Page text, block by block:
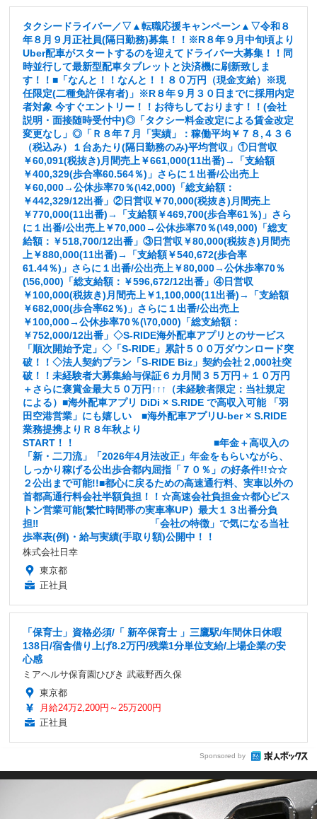
タクシードライバー／▽▲転職応援キャンペーン▲▽令和８
年８月９月正社員(隔日勤務)募集！！※R８年９月中旬頃より
Uber配車がスタートするのを迎えてドライバー大募集！！同
時並行して最新型配車タブレットと決済機に刷新致しま
す！！■「なんと！！なんと！！８０万円（現金支給）※現
任限定(二種免許保有者)」※R８年９月３０日までに採用内定
者対象 今すぐエントリー！！お待ちしております！！(会社
説明・面接随時受付中)◎「タクシー料金改定による賃金改定
変更なし」◎「Ｒ８年７月「実績」：稼働平均￥７８,４３６
（税込み）１台あたり(隔日勤務のみ)平均営収」①日営収
￥60,091(税抜き)月間売上￥661,000(11出番)→「支給額
￥400,329(歩合率60.564％)」さらに１出番/公出売上
￥60,000→公休歩率70％(\42,000)「総支給額：
￥442,329/12出番」②日営収￥70,000(税抜き)月間売上
￥770,000(11出番)→「支給額￥469,700(歩合率61％)」さら
に１出番/公出売上￥70,000→公休歩率70％(\49,000)「総支
給額：￥518,700/12出番」③日営収￥80,000(税抜き)月間売
上￥880,000(11出番)→「支給額￥540,672(歩合率
61.44％)」さらに１出番/公出売上￥80,000→公休歩率70％
(\56,000)「総支給額：￥596,672/12出番」④日営収
￥100,000(税抜き)月間売上￥1,100,000(11出番)→「支給額
￥682,000(歩合率62％)」さらに１出番/公出売上
￥100,000→公休歩率70％(\70,000)「総支給額：
￥752,000/12出番」◇S-RIDE海外配車アプリとのサービス
「順次開始予定」◇「S-RIDE」累計５００万ダウンロード突
破！！◇法人契約プラン「S-RIDE Biz」契約会社２,000社突
破！！未経験者大募集給与保証６カ月間３５万円＋１０万円
＋さらに褒賞金最大５０万円↑↑↑（未経験者限定：当社規定
による）■海外配車アプリ DiDi × S.RIDE で高収入可能 「羽
田空港営業」にも嬉しい ■海外配車アプリU-ber × S.RIDE
業務提携よりＲ８年秋より
START！！ ■年金＋高収入の
「新・二刀流」「2026年4月法改正」年金をもらいながら、
しっかり稼げる公出歩合都内屈指「７０％」の好条件!!☆☆
２公出まで可能!!■都心に戻るための高速通行料、実車以外の
首都高通行料会社半額負担！！☆高速会社負担金☆都心ピス
トン営業可能(繁忙時間帯の実車率UP）最大１３出番分負
担‼ 「会社の特徴」で気になる当社
歩率表(例)・給与実績(手取り額)公開中！！
株式会社日幸
東京都
正社員
「保育士」資格必須/「 新卒保育士 」三鷹駅/年間休日休暇
138日/宿舎借り上げ8.2万円/残業1分単位支給/上場企業の安
心感
ミアヘルサ保育園ひびき 武蔵野西久保
東京都
月給24万2,200円～25万200円
正社員
Sponsored by